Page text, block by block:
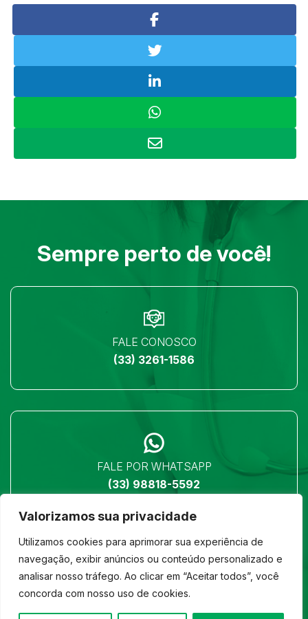
Valorizamos sua privacidade
Utilizamos cookies para aprimorar sua experiência de
navegação, exibir anúncios ou conteúdo personalizado e
analisar nosso tráfego. Ao clicar em “Aceitar todos”, você
concorda com nosso uso de cookies.
Sempre perto de você!
FALE CONOSCO
(33) 3261-1586
FALE POR WHATSAPP
(33) 98818-5592
LOCALIZAÇÃO